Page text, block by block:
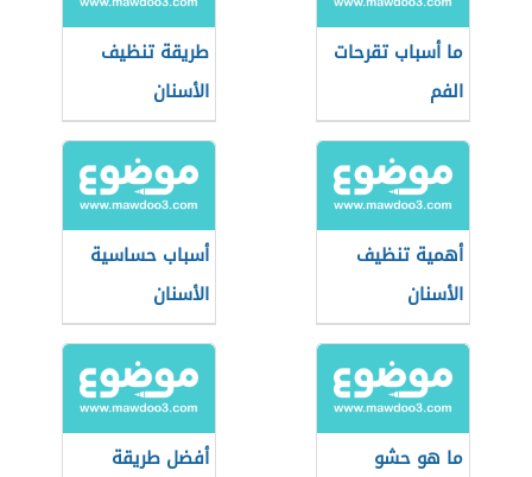
ما أسباب تقرحات
الفم
طريقة تنظيف
الأسنان
أهمية تنظيف
الأسنان
أسباب حساسية
الأسنان
ما هو حشو
أفضل طريقة